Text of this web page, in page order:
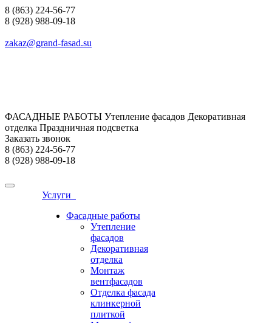
8 (863) 224-56-77
8 (928) 988-09-18
zakaz@grand-fasad.su
ФАСАДНЫЕ РАБОТЫ Утепление фасадов Декоративная
отделка Праздничная подсветка
Заказать звонок
8 (863) 224-56-77
8 (928) 988-09-18
Услуги
Фасадные работы
Утепление
фасадов
Декоративная
отделка
Монтаж
вентфасадов
Отделка фасада
клинкерной
плиткой